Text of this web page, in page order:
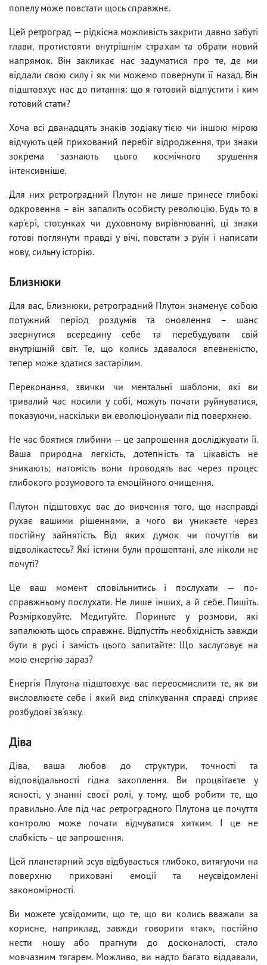
попелу може повстати щось справжнє.
Цей ретроград — рідкісна можливість закрити давно забуті
глави, протистояти внутрішнім страхам та обрати новий
напрямок. Він закликає нас задуматися про те, де ми
віддали свою силу і як ми можемо повернути її назад. Він
підштовхує нас до питання: що я готовий відпустити і ким
готовий стати?
Хоча всі дванадцять знаків зодіаку тією чи іншою мірою
відчують цей прихований перебіг відродження, три знаки
зокрема зазнають цього космічного зрушення
інтенсивніше.
Для них ретроградний Плутон не лише принесе глибокі
одкровення – він запалить особисту революцію. Будь то в
кар'єрі, стосунках чи духовному вирівнюванні, ці знаки
готові поглянути правді у вічі, повстати з руїн і написати
нову, сильну історію.
Близнюки
Для вас, Близнюки, ретроградний Плутон знаменує собою
потужний період роздумів та оновлення – шанс
звернутися всередину себе та перебудувати свій
внутрішній світ. Те, що колись здавалося впевненістю,
тепер може здатися застарілим.
Переконання, звички чи ментальні шаблони, які ви
тривалий час носили у собі, можуть почати руйнуватися,
показуючи, наскільки ви еволюціонували під поверхнею.
Не час боятися глибини — це запрошення досліджувати її.
Ваша природна легкість, дотепність та цікавість не
зникають; натомість вони проводять вас через процес
глибокого розумового та емоційного очищення.
Плутон підштовхує вас до вивчення того, що насправді
рухає вашими рішеннями, а чого ви уникаєте через
постійну зайнятість. Від яких думок чи почуттів ви
відволікаєтесь? Які істини були прошептані, але ніколи не
почуті?
Це ваш момент сповільнитись і послухати — по-
справжньому послухати. Не лише інших, а й себе. Пишіть.
Розмірковуйте. Медитуйте. Пориньте у розмови, які
запалюють щось справжнє. Відпустіть необхідність завжди
бути в русі і замість цього запитайте: Що заслуговує на
мою енергію зараз?
Енергія Плутона підштовхує вас переосмислити те, як ви
висловлюєте себе і який вид спілкування справді сприяє
розбудові зв'язку.
Діва
Діва, ваша любов до структури, точності та
відповідальності гідна захоплення. Ви процвітаєте у
ясності, у знанні своєї ролі, у тому, щоб робити те, що
правильно. Але під час ретроградного Плутона це почуття
контролю може почати відчуватися хитким. І це не
слабкість – це запрошення.
Цей планетарний зсув відбувається глибоко, витягуючи на
поверхню приховані емоції та неусвідомлені
закономірності.
Ви можете усвідомити, що те, що ви колись вважали за
корисне, наприклад, завжди говорити «так», постійно
нести ношу або прагнути до досконалості, стало
мовчазним тягарем. Можливо, ви надто багато віддавали,